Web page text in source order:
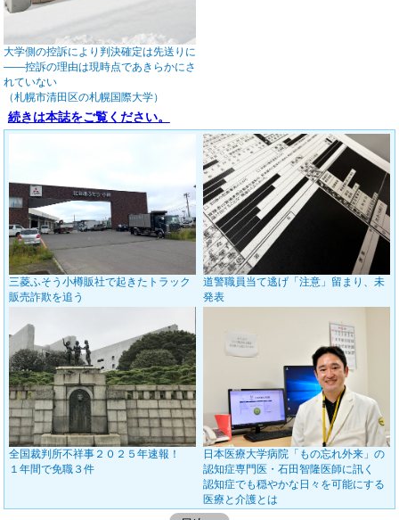
大学側の控訴により判決確定は先送りに
――控訴の理由は現時点であきらかにさ
れていない
（札幌市清田区の札幌国際大学）
続きは本誌をご覧ください。
三菱ふそう小樽販社で起きたトラック
販売詐欺を追う
道警職員当て逃げ「注意」留まり、未
発表
全国裁判所不祥事２０２５年速報！
１年間で免職３件
日本医療大学病院「もの忘れ外来」の
認知症専門医・石田智隆医師に訊く
認知症でも穏やかな日々を可能にする
医療と介護とは